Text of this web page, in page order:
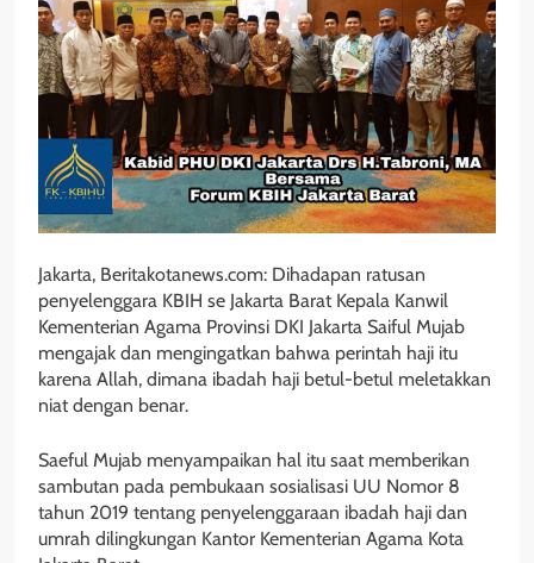
Jakarta, Beritakotanews.com: Dihadapan ratusan
penyelenggara KBIH se Jakarta Barat Kepala Kanwil
Kementerian Agama Provinsi DKI Jakarta Saiful Mujab
mengajak dan mengingatkan bahwa perintah haji itu
karena Allah, dimana ibadah haji betul-betul meletakkan
niat dengan benar.
Saeful Mujab menyampaikan hal itu saat memberikan
sambutan pada pembukaan sosialisasi UU Nomor 8
tahun 2019 tentang penyelenggaraan ibadah haji dan
umrah dilingkungan Kantor Kementerian Agama Kota